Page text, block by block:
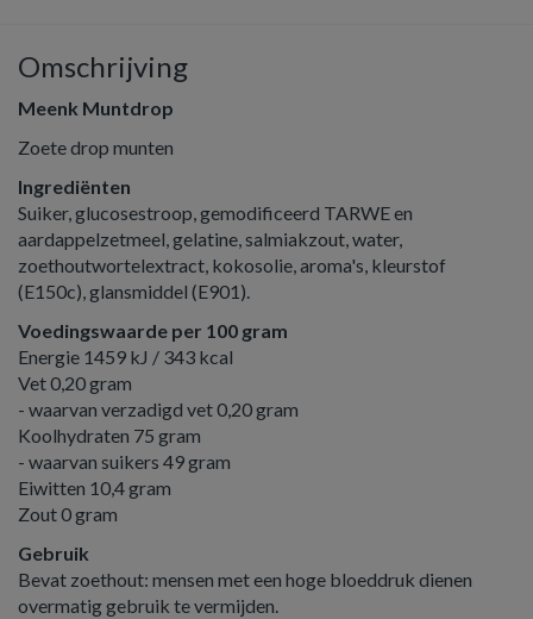
Omschrijving
Meenk Muntdrop
Zoete drop munten
Ingrediënten
Suiker, glucosestroop, gemodificeerd TARWE en
aardappelzetmeel, gelatine, salmiakzout, water,
zoethoutwortelextract, kokosolie, aroma's, kleurstof
(E150c), glansmiddel (E901).
Voedingswaarde per 100 gram
Energie 1459 kJ / 343 kcal
Vet 0,20 gram
- waarvan verzadigd vet 0,20 gram
Koolhydraten 75 gram
- waarvan suikers 49 gram
Eiwitten 10,4 gram
Zout 0 gram
Gebruik
Bevat zoethout: mensen met een hoge bloeddruk dienen
overmatig gebruik te vermijden.